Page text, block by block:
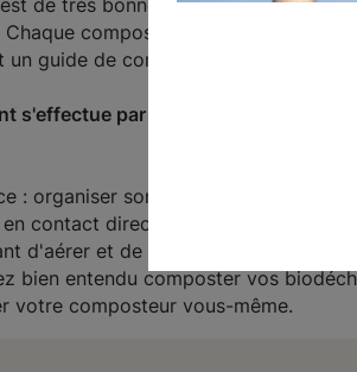
de très bonne qualité. Son
Chaque composteur est livré avec un
un guide de compostage individuel,
s'effectue par carte bancaire ou par
: organiser son espace de
contact direct avec la terre. Pour
d'aérer et de mélanger son compost
bien entendu composter vos
votre composteur vous-même.